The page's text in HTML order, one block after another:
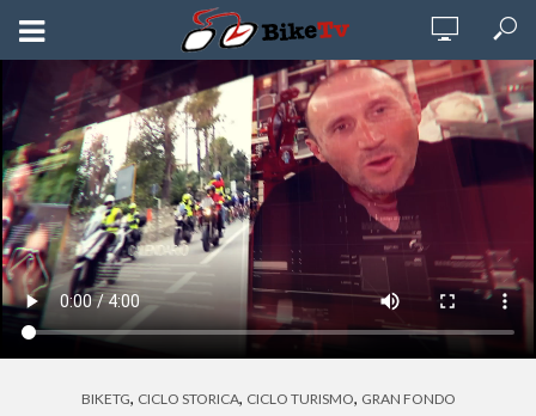
BIKETG, CICLO STORICA, CICLO TURISMO, GRAN FONDO